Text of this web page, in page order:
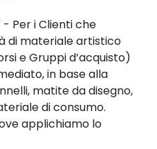
- Per i Clienti che
di materiale artistico
e Gruppi d’acquisto)
in base alla
matite da disegno,
di consumo.
applichiamo lo